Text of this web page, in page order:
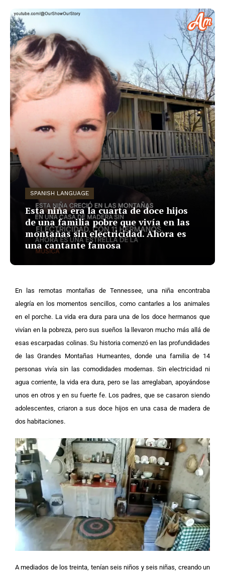
SPANISH LANGUAGE
Esta niña era la cuarta de doce hijos
de una familia pobre que vivía en las
montañas sin electricidad. Ahora es
una cantante famosa
En las remotas montañas de Tennessee, una niña encontraba
alegría en los momentos sencillos, como cantarles a los animales
en el porche. La vida era dura para una de los doce hermanos que
vivían en la pobreza, pero sus sueños la llevaron mucho más allá de
esas escarpadas colinas.Su historia comenzó en las profundidades
de las Grandes Montañas Humeantes, donde una familia de 14
personas vivía sin las comodidades modernas. Sin electricidad ni
agua corriente, la vida era dura, pero se las arreglaban, apoyándose
unos en otros y en su fuerte fe. Los padres, que se casaron siendo
adolescentes, criaron a sus doce hijos en una casa de madera de
dos habitaciones.
A mediados de los treinta, tenían seis niños y seis niñas, creando un